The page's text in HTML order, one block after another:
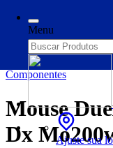
Menu
Ajuste sua
Preto
Componentes
Mouse
Dx